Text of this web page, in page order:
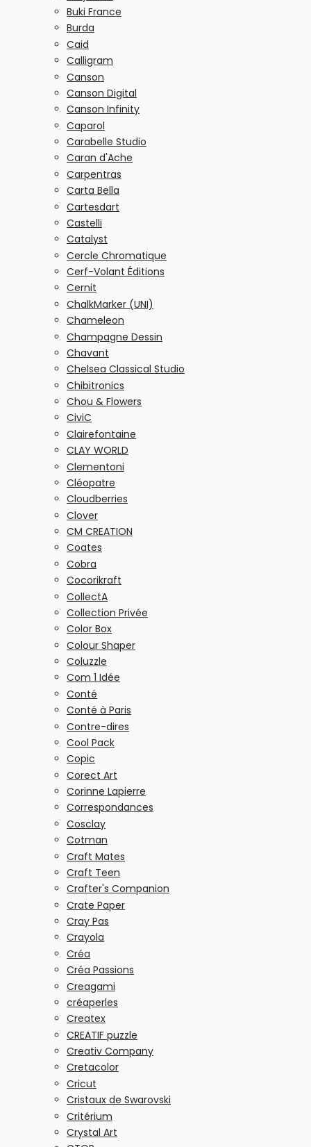
Buki France
Burda
Caid
Calligram
Canson
Canson Digital
Canson Infinity
Caparol
Carabelle Studio
Caran d'Ache
Carpentras
Carta Bella
Cartesdart
Castelli
Catalyst
Cercle Chromatique
Cerf-Volant Éditions
Cernit
ChalkMarker (UNI)
Chameleon
Champagne Dessin
Chavant
Chelsea Classical Studio
Chibitronics
Chou & Flowers
CiviC
Clairefontaine
CLAY WORLD
Clementoni
Cléopatre
Cloudberries
Clover
CM CREATION
Coates
Cobra
Cocorikraft
CollectA
Collection Privée
Color Box
Colour Shaper
Coluzzle
Com 1 Idée
Conté
Conté à Paris
Contre-dires
Cool Pack
Copic
Corect Art
Corinne Lapierre
Correspondances
Cosclay
Cotman
Craft Mates
Craft Teen
Crafter's Companion
Crate Paper
Cray Pas
Crayola
Créa
Créa Passions
Creagami
créaperles
Createx
CREATIF puzzle
Creativ Company
Cretacolor
Cricut
Cristaux de Swarovski
Critérium
Crystal Art